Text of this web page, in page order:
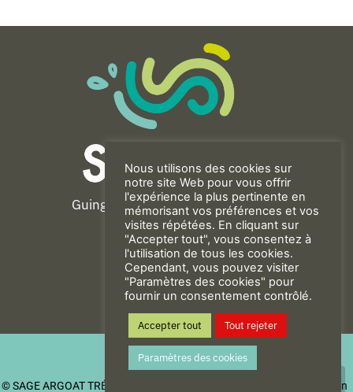
Mentions Légales
Politique de confidentialité
© SAGE ARGOAT TRÉGOR GOËLO
| Be New - Agence de communication
Guingamp-Paimpol Agglomération
11 rue de la Trinité
22200 GUINGAMP
02 96 40 23 82
CONTACT
Nous utilisons des cookies sur
notre site Web pour vous offrir
l'expérience la plus pertinente en
mémorisant vos préférences et vos
visites répétées. En cliquant sur
"Accepter tout", vous consentez à
l'utilisation de tous les cookies.
Cependant, vous pouvez visiter
"Paramètres des cookies" pour
fournir un consentement contrôlé.
Accepter tout Tout rejeter
Paramètres des cookies